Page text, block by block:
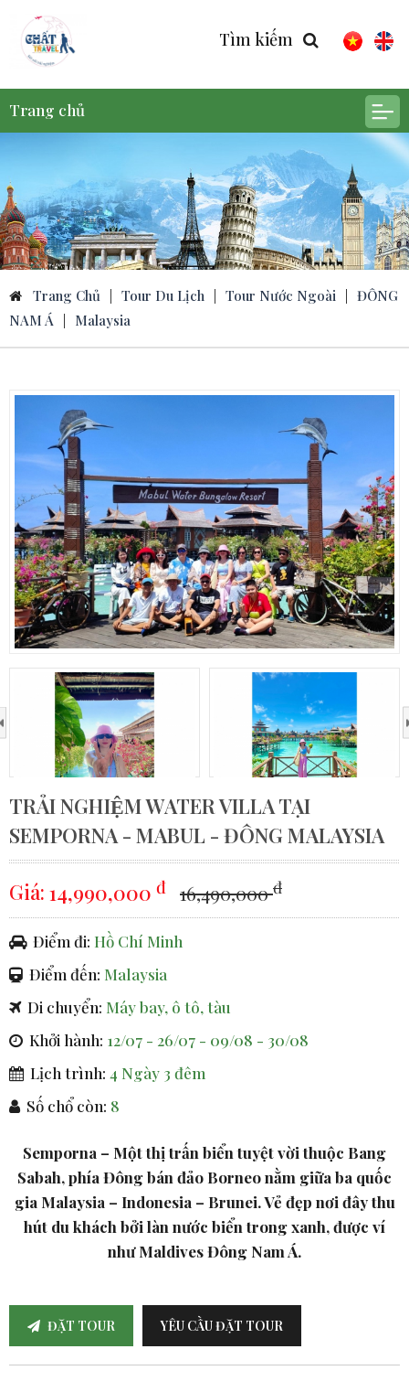
Tìm kiếm
Trang chủ
Trang Chủ Tour Du Lịch Tour Nước Ngoài
ĐÔNG
NAM Á
Malaysia
›
TRẢI NGHIỆM WATER VILLA TẠI
SEMPORNA - MABUL - ĐÔNG MALAYSIA
Giá: 14,990,000 đ 16,490,000đ
Điểm đi: Hồ Chí Minh
Điểm đến: Malaysia
Di chuyển: Máy bay, ô tô, tàu
Khởi hành: 12/07 - 26/07 - 09/08 - 30/08
Lịch trình: 4 Ngày 3 đêm
Số chổ còn: 8
Semporna – Một thị trấn biển tuyệt vời thuộc Bang
Sabah, phía Đông bán đảo Borneo nằm giữa ba quốc
gia Malaysia – Indonesia – Brunei. Vẻ đẹp nơi đây thu
hút du khách bởi làn nước biển trong xanh, được ví
như Maldives Đông Nam Á.
ĐẶT TOUR YÊU CẦU ĐẶT TOUR